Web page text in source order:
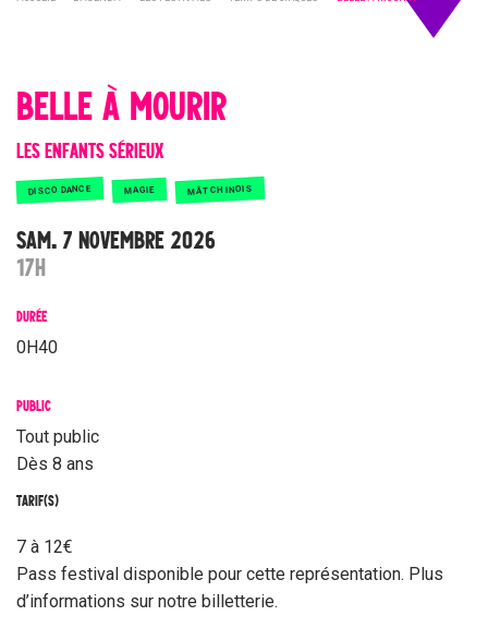
BELLE À MOURIR
LES ENFANTS SÉRIEUX
DISCO DANCE MAGIE MÂT CHINOIS
SAM. 7 NOVEMBRE 2026
17H
DURÉE
0H40
PUBLIC
Tout public
Dès 8 ans
TARIF(S)
7 à 12€
Pass festival disponible pour cette représentation. Plus
d’informations sur notre billetterie.